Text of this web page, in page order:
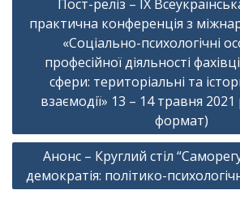
записів
Пост-реліз – ІX
практична конференція з
«Соціально-психологічні
професійної діяльності
сфери: територіальні та
взаємодії» 13 – 14 травня
формат)
Анонс – Круглий стіл
демократія: політико-